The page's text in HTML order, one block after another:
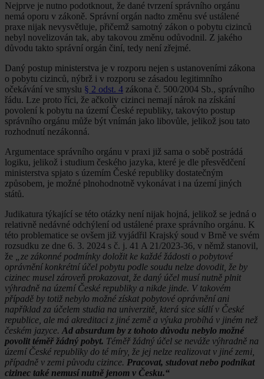
Nejprve je nutno podotknout, že dané tvrzení správního orgánu
nemá oporu v zákoně. Správní orgán nadto změnu své ustálené
praxe nijak nevysvětluje, přičemž samotný zákon o pobytu cizinců
nebyl novelizován tak, aby takovou změnu odůvodnil. Z jakého
důvodu takto správní orgán činí, tedy není zřejmé.
Daný postup ministerstva je v rozporu nejen s ustanoveními zákona
o pobytu cizinců, nýbrž i v rozporu se zásadou legitimního
očekávání ve smyslu § 2 odst. 4 zákona č. 500/2004 Sb., správního
řádu. Lze proto říci, že ačkoliv cizinci nemají nárok na získání
povolení k pobytu na území České republiky, takovýto postup
správního orgánu může být vnímán jako libovůle, jelikož jsou tato
rozhodnutí nezákonná.
Argumentace správního orgánu v praxi již sama o sobě postrádá
logiku, jelikož i studium českého jazyka, které je dle přesvědčení
ministerstva spjato s územím České republiky dostatečným
způsobem, je možné plnohodnotně vykonávat i na území jiných
států.
Judikatura týkající se této otázky není nijak hojná, jelikož se jedná o
relativně nedávné odchýlení od ustálené praxe správního orgánu. K
této problematice se ovšem již vyjádřil Krajský soud v Brně ve svém
rozsudku ze dne 6. 3. 2024 s č. j. 41 A 21/2023-36, v němž stanovil,
že
„ze zákonné podmínky doložit ke každé žádosti o pobytové
oprávnění konkrétní účel pobytu podle soudu nelze dovodit, že by
cizinec musel zároveň prokazovat, že daný účel musí nutně plnit
výhradně na území České republiky a nikde jinde. V takovém
případě by totiž nebylo možné získat pobytové oprávnění ani
například za účelem studia na univerzitě, která sice sídlí v České
republice, ale má akreditaci z jiné země a výuka probíhá v jiném než
českém jazyce. Ad absurdum by z tohoto důvodu nebylo možné
povolit téměř žádný pobyt. Téměř žádný účel se neváže výhradně na
území České republiky do té míry, že jej nelze realizovat v jiné zemi,
případně v zemi původu cizince. Pracovat, studovat nebo podnikat
cizinec také nemusí nutně jenom v Česku.“